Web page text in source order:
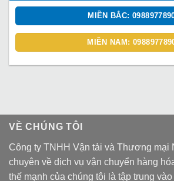
MIỀN BẮC:
MIỀN NAM:
VỀ CHÚNG TÔI
Công ty TNHH Vận tải và Thương mại
chuyên về dịch vụ vận chuyển hàng
thế mạnh của chúng tôi là tập trung